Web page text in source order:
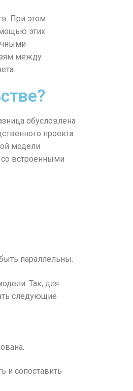
При этом
этих
между
обусловлена
проекта
модели
со встроенными
параллельны.
Так, для
следующие
и сопоставить